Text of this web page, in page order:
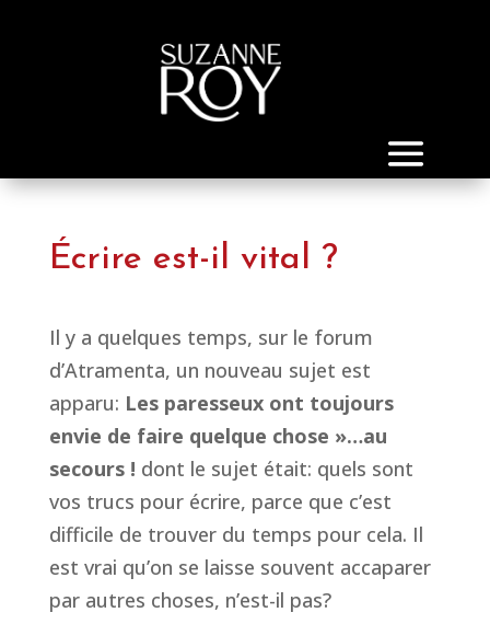
Écrire est-il vital ?
Il y a quelques temps, sur le forum
d’Atramenta, un nouveau sujet est
apparu: Les paresseux ont toujours
envie de faire quelque chose »…au
secours ! dont le sujet était: quels sont
vos trucs pour écrire, parce que c’est
difficile de trouver du temps pour cela. Il
est vrai qu’on se laisse souvent accaparer
par autres choses, n’est-il pas?